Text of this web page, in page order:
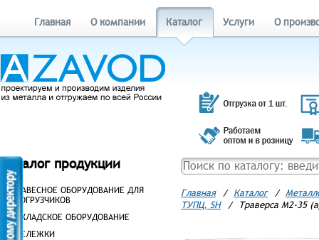
Главная О компании Каталог Услуги О
Каталог продукции
НАВЕСНОЕ ОБОРУДОВАНИЕ ДЛЯ
ПОГРУЗЧИКОВ
СКЛАДСКОЕ ОБОРУДОВАНИЕ
ТЕЛЕЖКИ
Главная / Каталог /
ТУПЦ, SH
/ Траверса М2-35